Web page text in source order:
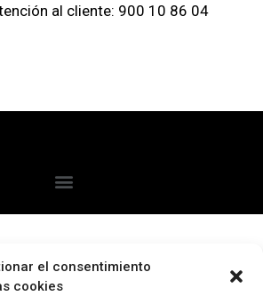
el consentimiento
cookies
al cliente: 900 10 86 04